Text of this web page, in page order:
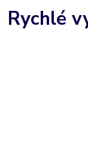
Rychlé